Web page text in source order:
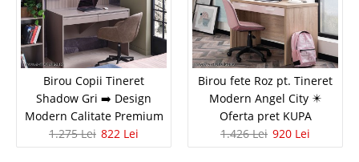
Birou Alb dormitor Copii Tineret
Birou Copii Tineret
Shadow Gri ➡️ Design
Modern Calitate Premium
1.275 Lei 822 Lei
Birou fete Roz pt. Tineret
Modern Angel City ✴️
Oferta pret KUPA
1.426 Lei 920 Lei